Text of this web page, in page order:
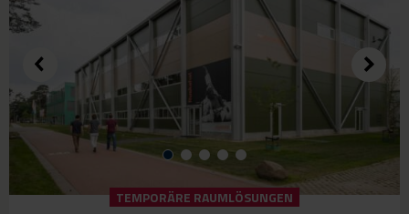
TEMPORÄRE RAUMLÖSUNGEN